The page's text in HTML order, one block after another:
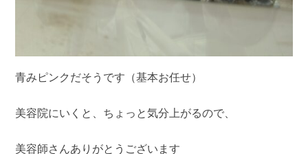
青みピンクだそうです（基本お任せ）
美容院にいくと、ちょっと気分上がるので、
美容師さんありがとうございます